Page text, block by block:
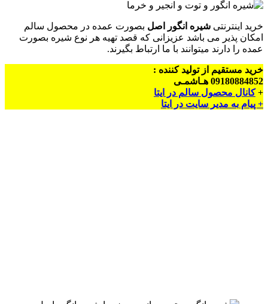
خرید اینترنتی شیره انگور اصل بصورت عمده در محصول سالم
امکان پذیر می باشد عزیزانی که قصد تهیه هر نوع شیره بصورت
عمده را دارند میتوانند با ما ارتباط بگیرند.
خرید مستقیم از تولید کننده :
09180884852 هـاشمـی
+کانال محصول سالم در ایتا
+ پیام به مدیر سایت در ایتا